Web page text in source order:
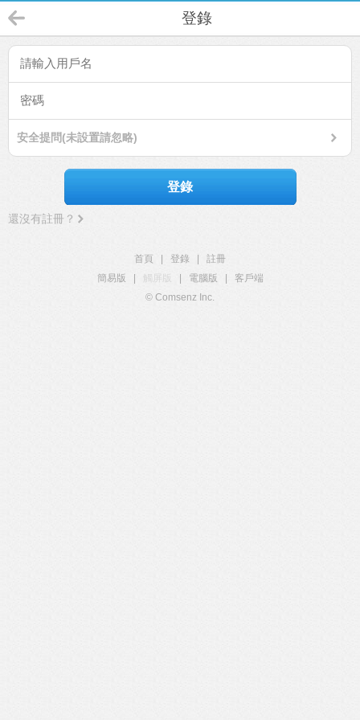
登錄
安全提問(未設置請忽略)
登錄
還沒有註冊？
首頁 登錄
註冊
簡易版
觸屏版 電腦版
客戶端
© Comsenz Inc.